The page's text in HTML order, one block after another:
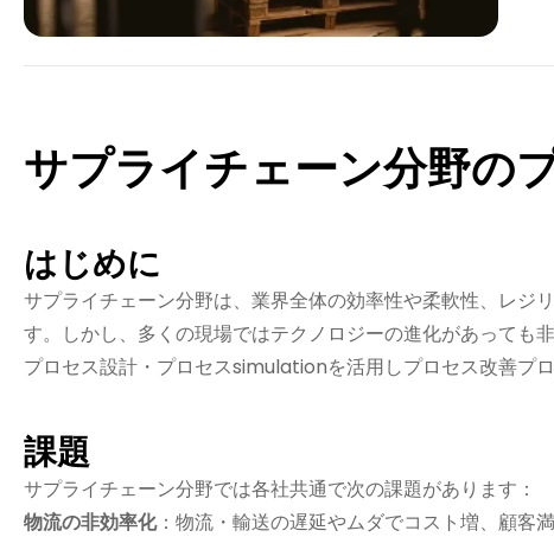
サプライチェーン分野の
はじめに
サプライチェーン分野は、業界全体の効率性や柔軟性、レジ
す。しかし、多くの現場ではテクノロジーの進化があっても
プロセス設計・プロセスsimulationを活用しプロセス改善プ
課題
サプライチェーン分野では各社共通で次の課題があります：
物流の非効率化：物流・輸送の遅延やムダでコスト増、顧客